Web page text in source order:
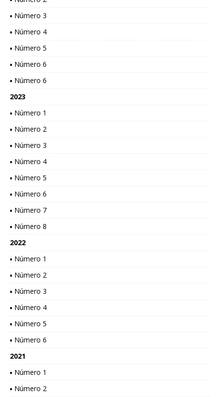
▪ Número 3
▪ Número 4
▪ Número 5
▪ Número 6
▪ Número 6
2023
▪ Número 1
▪ Número 2
▪ Número 3
▪ Número 4
▪ Número 5
▪ Número 6
▪ Número 7
▪ Número 8
2022
▪ Número 1
▪ Número 2
▪ Número 3
▪ Número 4
▪ Número 5
▪ Número 6
2021
▪ Número 1
▪ Número 2